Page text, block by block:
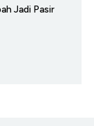
Jadi Pasir